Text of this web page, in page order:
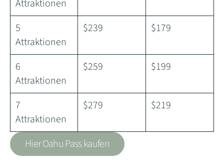
Attraktionen
5
Attraktionen
$239 $179
6
Attraktionen
$259 $199
7
Attraktionen
$279 $219
Hier Oahu Pass kaufen